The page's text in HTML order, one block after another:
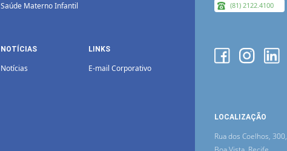
Saúde Materno Infantil
NOTÍCIAS
Notícias
LINKS
E-mail Corporativo
(81) 2122.4100
LOCALIZAÇÃO
Rua dos Coelhos, 300,